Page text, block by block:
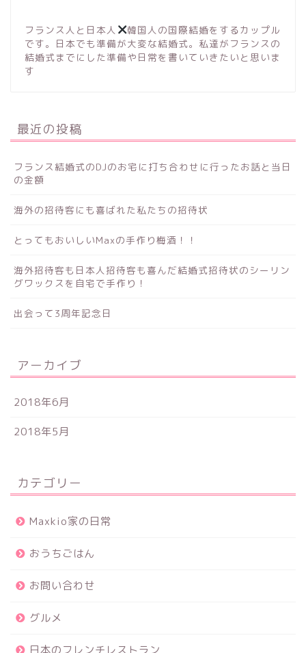
フランス人と日本人
韓国人の国際結婚をするカップル
です。日本でも準備が大変な結婚式。私達がフランスの
結婚式までにした準備や日常を書いていきたいと思いま
す
最近の投稿
フランス結婚式のDJのお宅に打ち合わせに行ったお話と当日
の金額
海外の招待客にも喜ばれた私たちの招待状
とってもおいしいMaxの手作り梅酒！！
海外招待客も日本人招待客も喜んだ結婚式招待状のシーリン
グワックスを自宅で手作り！
出会って3周年記念日
アーカイブ
2018年6月
2018年5月
カテゴリー
Maxkio家の日常
おうちごはん
お問い合わせ
グルメ
日本のフレンチレストラン